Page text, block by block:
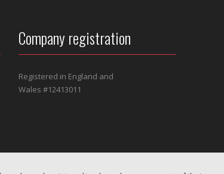
Company registration
Registered in England and
Wales #12413011